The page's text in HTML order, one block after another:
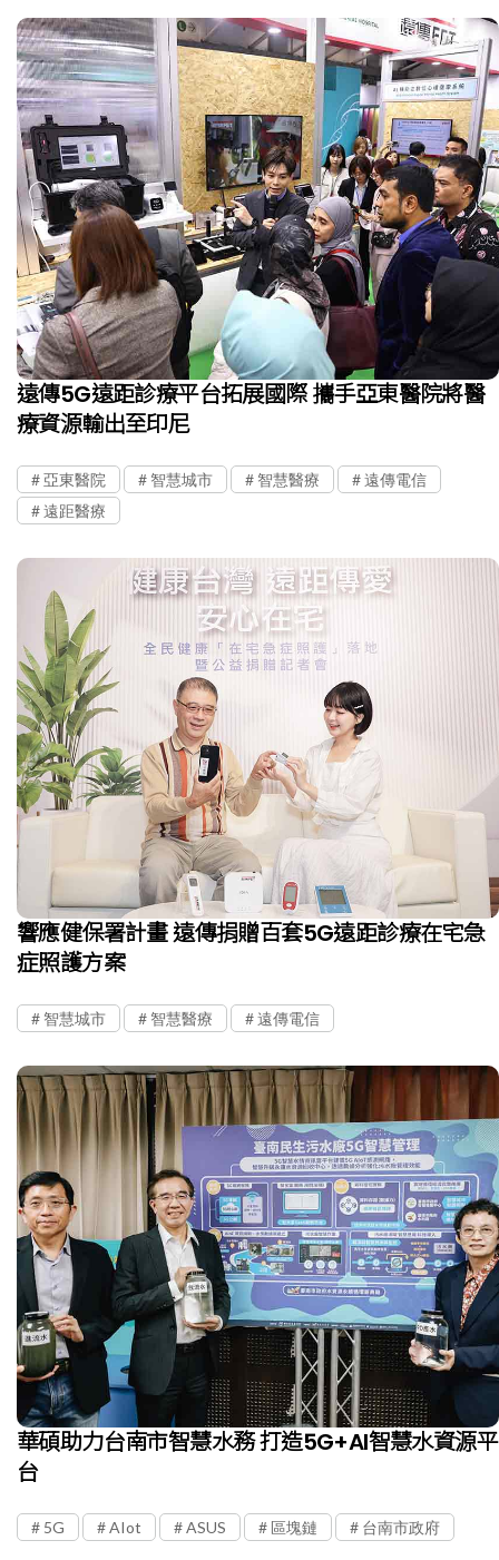
遠傳5G遠距診療平台拓展國際 攜手亞東醫院將醫
療資源輸出至印尼
亞東醫院 智慧城市 智慧醫療
遠傳電信
遠距醫療
響應健保署計畫 遠傳捐贈百套5G遠距診療在宅急
症照護方案
智慧城市 智慧醫療 遠傳電信
華碩助力台南市智慧水務 打造5G+AI智慧水資源平
台
5G AIot ASUS 區塊鏈 台南市政府